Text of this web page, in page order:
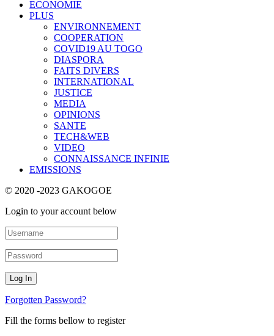
ECONOMIE
PLUS
ENVIRONNEMENT
COOPERATION
COVID19 AU TOGO
DIASPORA
FAITS DIVERS
INTERNATIONAL
JUSTICE
MEDIA
OPINIONS
SANTE
TECH&WEB
VIDEO
CONNAISSANCE INFINIE
EMISSIONS
© 2020 -2023 GAKOGOE
Login to your account below
Forgotten Password?
Fill the forms bellow to register